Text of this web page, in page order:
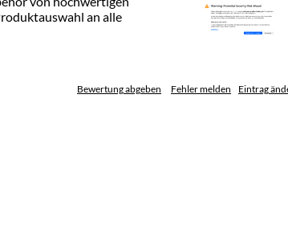
an alle
Bewertung abgeben Fehler melden Eintrag